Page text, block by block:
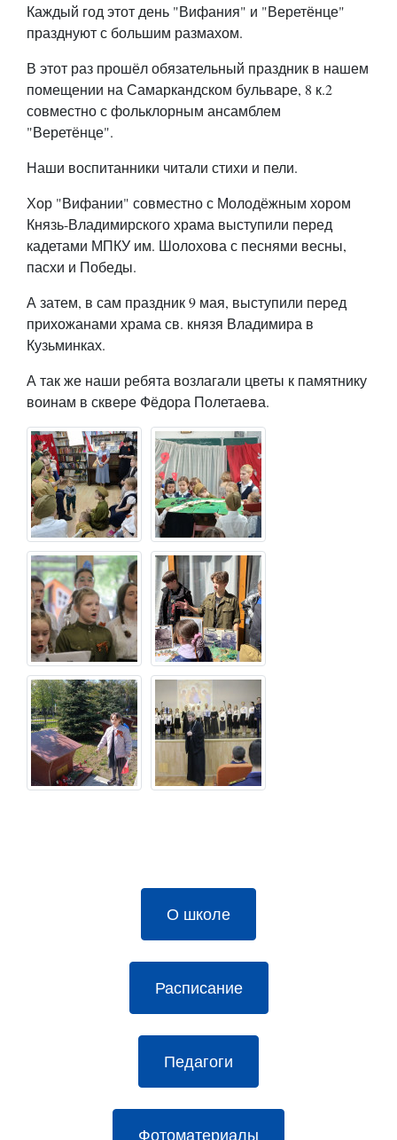
Каждый год этот день "Вифания" и "Веретёнце"
празднуют с большим размахом.
В этот раз прошёл обязательный праздник в нашем
помещении на Самаркандском бульваре, 8 к.2
совместно с фольклорным ансамблем
"Веретёнце".
Наши воспитанники читали стихи и пели.
Хор "Вифании" совместно с Молодёжным хором
Князь-Владимирского храма выступили перед
кадетами МПКУ им. Шолохова с песнями весны,
пасхи и Победы.
А затем, в сам праздник 9 мая, выступили перед
прихожанами храма св. князя Владимира в
Кузьминках.
А так же наши ребята возлагали цветы к памятнику
воинам в сквере Фёдора Полетаева.
О школе
Расписание
Педагоги
Фотоматериалы